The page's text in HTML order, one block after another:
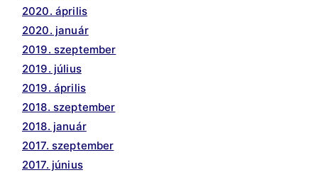
2020. április
2020. január
2019. szeptember
2019. július
2019. április
2018. szeptember
2018. január
2017. szeptember
2017. június